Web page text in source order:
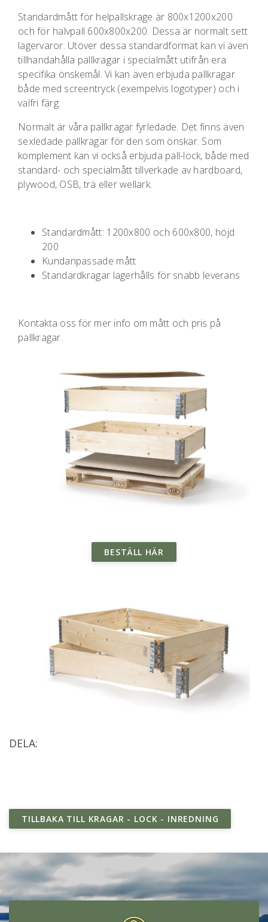
Standardmått för helpallskrage är 800x1200x200
och för halvpall 600x800x200. Dessa är normalt sett
lagervaror. Utöver dessa standardformat kan vi även
tillhandahålla pallkragar i specialmått utifrån era
specifika önskemål. Vi kan även erbjuda pallkragar
både med screentryck (exempelvis logotyper) och i
valfri färg.
Normalt är våra pallkragar fyrledade. Det finns även
sexledade pallkragar för den som önskar. Som
komplement kan vi också erbjuda pall-lock, både med
standard- och specialmått tillverkade av hardboard,
plywood, OSB, trä eller wellark.
Standardmått: 1200x800 och 600x800, höjd
200
Kundanpassade mått
Standardkragar lagerhålls för snabb leverans
Kontakta oss för mer info om mått och pris på
pallkragar.
BESTÄLL HÄR
DELA:
TILLBAKA TILL KRAGAR - LOCK - INREDNING